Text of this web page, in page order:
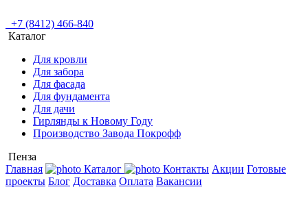
+7 (8412) 466-840
Каталог
Для кровли
Для забора
Для фасада
Для фундамента
Для дачи
Гирлянды к Новому Году
Производство Завода Покрофф
Пенза
Главная
Каталог Контакты Акции Готовые
проекты Блог Доставка Оплата Вакансии